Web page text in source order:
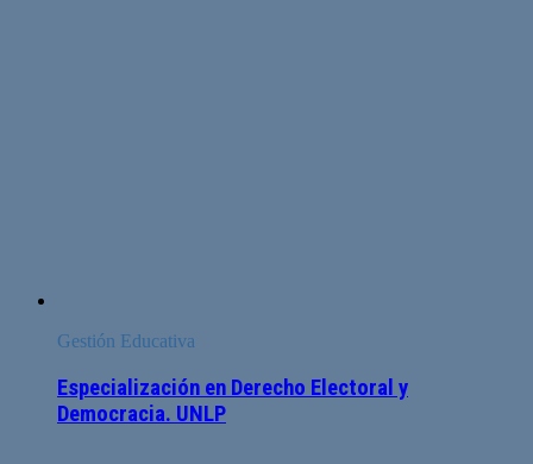
Gestión Educativa
Especialización en Derecho Electoral y
Democracia. UNLP